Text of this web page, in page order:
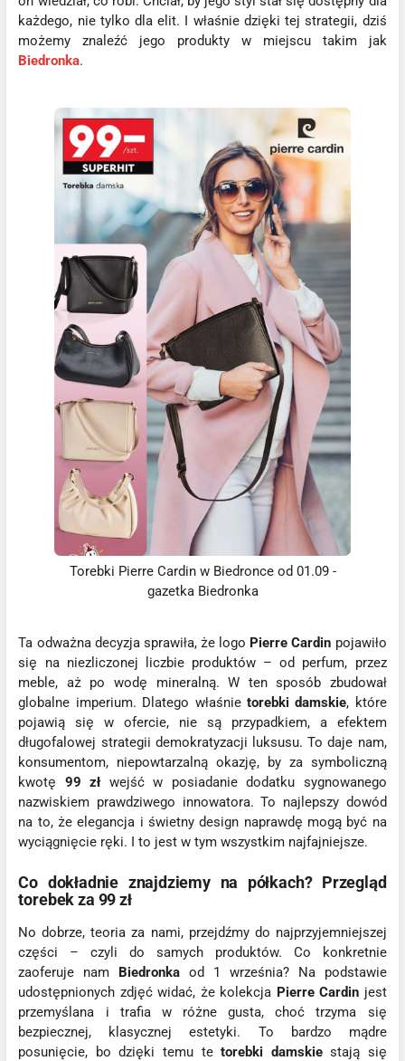
każdego, nie tylko dla elit. I właśnie dzięki tej strategii, dziś
możemy znaleźć jego produkty w miejscu takim jak
Biedronka.
Torebki Pierre Cardin w Biedronce od 01.09 -
gazetka Biedronka
Ta odważna decyzja sprawiła, że logo Pierre Cardin pojawiło
się na niezliczonej liczbie produktów – od perfum, przez
meble, aż po wodę mineralną. W ten sposób zbudował
globalne imperium. Dlatego właśnie torebki damskie, które
pojawią się w ofercie, nie są przypadkiem, a efektem
długofalowej strategii demokratyzacji luksusu. To daje nam,
konsumentom, niepowtarzalną okazję, by za symboliczną
kwotę 99 złwejść w posiadanie dodatku sygnowanego
nazwiskiem prawdziwego innowatora. To najlepszy dowód
na to, że elegancja i świetny design naprawdę mogą być na
wyciągnięcie ręki. I to jest w tym wszystkim najfajniejsze.
Co dokładnie znajdziemy na półkach? Przegląd
torebek za 99 zł
No dobrze, teoria za nami, przejdźmy do najprzyjemniejszej
części – czyli do samych produktów. Co konkretnie
zaoferuje nam Biedronka od 1 września? Na podstawie
udostępnionych zdjęć widać, że kolekcja Pierre Cardin jest
przemyślana i trafia w różne gusta, choć trzyma się
bezpiecznej, klasycznej estetyki. To bardzo mądre
posunięcie, bo dzięki temu tetorebki damskiestają się